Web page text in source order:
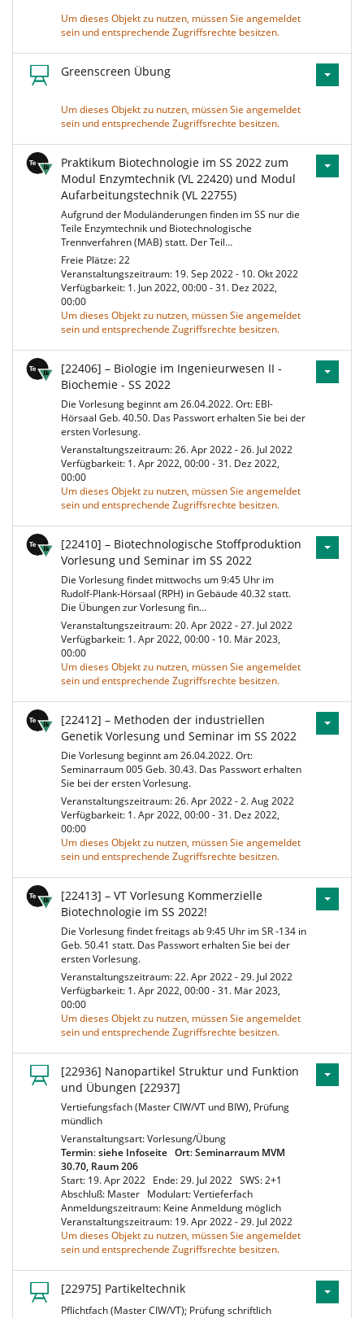
Um dieses Objekt zu nutzen, müssen Sie angemeldet
sein und entsprechende Zugriffsrechte besitzen.
Greenscreen Übung
Um dieses Objekt zu nutzen, müssen Sie angemeldet
sein und entsprechende Zugriffsrechte besitzen.
Praktikum Biotechnologie im SS 2022 zum
Modul Enzymtechnik (VL 22420) und Modul
Aufarbeitungstechnik (VL 22755)
Aufgrund der Moduländerungen finden im SS nur die
Teile Enzymtechnik und Biotechnologische
Trennverfahren (MAB) statt. Der Teil…
Freie Plätze: 22
Veranstaltungszeitraum: 19. Sep 2022 - 10. Okt 2022
Verfügbarkeit: 1. Jun 2022, 00:00 - 31. Dez 2022,
00:00
Um dieses Objekt zu nutzen, müssen Sie angemeldet
sein und entsprechende Zugriffsrechte besitzen.
[22406] – Biologie im Ingenieurwesen II -
Biochemie - SS 2022
Die Vorlesung beginnt am 26.04.2022. Ort: EBI-
Hörsaal Geb. 40.50. Das Passwort erhalten Sie bei der
ersten Vorlesung.
Veranstaltungszeitraum: 26. Apr 2022 - 26. Jul 2022
Verfügbarkeit: 1. Apr 2022, 00:00 - 31. Dez 2022,
00:00
Um dieses Objekt zu nutzen, müssen Sie angemeldet
sein und entsprechende Zugriffsrechte besitzen.
[22410] – Biotechnologische Stoffproduktion
Vorlesung und Seminar im SS 2022
Die Vorlesung findet mittwochs um 9:45 Uhr im
Rudolf-Plank-Hörsaal (RPH) in Gebäude 40.32 statt.
Die Übungen zur Vorlesung fin…
Veranstaltungszeitraum: 20. Apr 2022 - 27. Jul 2022
Verfügbarkeit: 1. Apr 2022, 00:00 - 10. Mär 2023,
00:00
Um dieses Objekt zu nutzen, müssen Sie angemeldet
sein und entsprechende Zugriffsrechte besitzen.
[22412] – Methoden der industriellen
Genetik Vorlesung und Seminar im SS 2022
Die Vorlesung beginnt am 26.04.2022. Ort:
Seminarraum 005 Geb. 30.43. Das Passwort erhalten
Sie bei der ersten Vorlesung.
Veranstaltungszeitraum: 26. Apr 2022 - 2. Aug 2022
Verfügbarkeit: 1. Apr 2022, 00:00 - 31. Dez 2022,
00:00
Um dieses Objekt zu nutzen, müssen Sie angemeldet
sein und entsprechende Zugriffsrechte besitzen.
[22413] – VT Vorlesung Kommerzielle
Biotechnologie im SS 2022!
Die Vorlesung findet freitags ab 9:45 Uhr im SR -134 in
Geb. 50.41 statt. Das Passwort erhalten Sie bei der
ersten Vorlesung.
Veranstaltungszeitraum: 22. Apr 2022 - 29. Jul 2022
Verfügbarkeit: 1. Apr 2022, 00:00 - 31. Mär 2023,
00:00
Um dieses Objekt zu nutzen, müssen Sie angemeldet
sein und entsprechende Zugriffsrechte besitzen.
[22936] Nanopartikel Struktur und Funktion
und Übungen [22937]
Vertiefungsfach (Master CIW/VT und BIW), Prüfung
mündlich
Veranstaltungsart: Vorlesung/Übung
Termin:siehe Infoseite Ort:Seminarraum MVM
30.70, Raum 206
Start: 19. Apr 2022 Ende: 29. Jul 2022 SWS: 2+1
Abschluß: Master Modulart: Vertieferfach
Anmeldungszeitraum: Keine Anmeldung möglich
Veranstaltungszeitraum: 19. Apr 2022 - 29. Jul 2022
Um dieses Objekt zu nutzen, müssen Sie angemeldet
sein und entsprechende Zugriffsrechte besitzen.
[22975] Partikeltechnik
Pflichtfach (Master CIW/VT); Prüfung schriftlich